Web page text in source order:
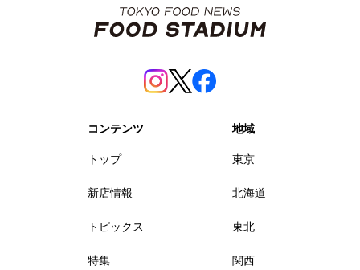
コンテンツ
トップ
新店情報
トピックス
特集
地域
東京
北海道
東北
関西